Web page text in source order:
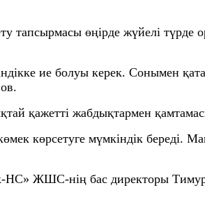
тапсырмасы өңірде жүйелі түрде
ие болуы керек. Сонымен
қажетті жабдықтармен
көрсетуге мүмкіндік береді.
НС» ЖШС-нің бас директоры